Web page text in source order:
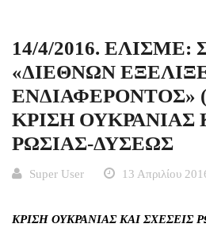
14/4/2016. ΕΛΙΣΜΕ:
«ΔΙΕΘΝΩΝ
ΕΝΔΙΑΦΕΡΟΝΤΟΣ»
ΚΡΙΣΗ ΟΥΚΡΑΝΙΑΣ
ΡΩΣΙΑΣ-ΔΥΣΕΩΣ
Super User 13 Απριλίου
ΚΡΙΣΗ ΟΥΚΡΑΝΙΑΣ ΚΑΙ ΣΧΕΣΕΙΣ